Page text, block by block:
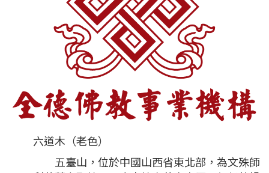
六道木（老色）
五臺山，位於中國山西省東北部，為文殊師